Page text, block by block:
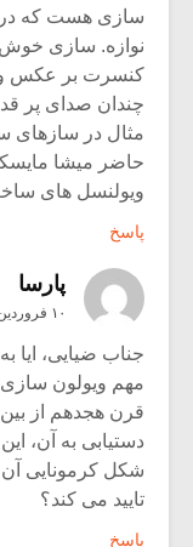
سازی هست که در
نوازه. سازی
کنسرت بر عکس
چندان صدای پر
مثال در سازهای
حاضر میشا
ویولنسل های
پاسخ
پارسا
۱۰ فروردین ۱۳۹۱ در ۷:۵۳ ب٫ظ
جناب ضیایی، ایا
مهم ویولون
قرن هجدهم از
دستیابی به آن،
شکل کرمونایی آن
تایید می کند؟
پاسخ